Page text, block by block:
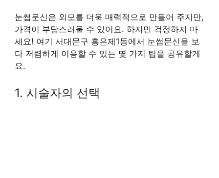
눈썹문신은 외모를 더욱 매력적으로 만들어 주지만,
가격이 부담스러울 수 있어요. 하지만 걱정하지 마
세요! 여기 서대문구 홍은제1동에서 눈썹문신을 보
다 저렴하게 이용할 수 있는 몇 가지 팁을 공유할게
요.
1. 시술자의 선택